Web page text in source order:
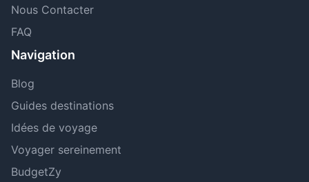
Nous Contacter
FAQ
Navigation
Blog
Guides destinations
Idées de voyage
Voyager sereinement
BudgetZy